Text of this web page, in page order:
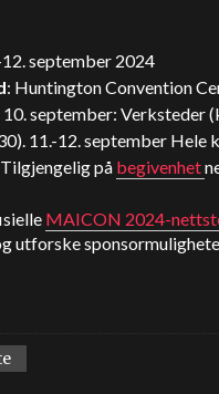
12. september 2024
: Huntington Convention
10. september: Verksteder
11.-12. september Hele
på begivenhet
MAICON 2024-
utforske